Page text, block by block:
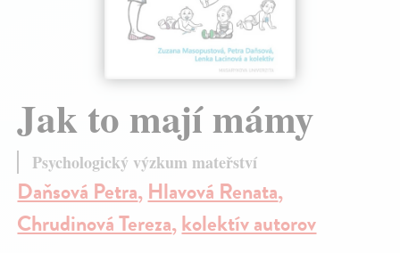
Jak to mají mámy
Psychologický výzkum mateřství
Daňsová Petra,Hlavová Renata,
Chrudinová Tereza,kolektív autorov